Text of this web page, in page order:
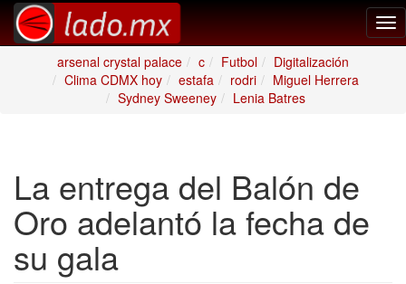
arsenal crystal palace
c Futbol
Digitalización
Clima CDMX hoy
estafa rodri
Miguel Herrera
Sydney Sweeney
Lenia Batres
La entrega del Balón de
Oro adelantó la fecha de
su gala